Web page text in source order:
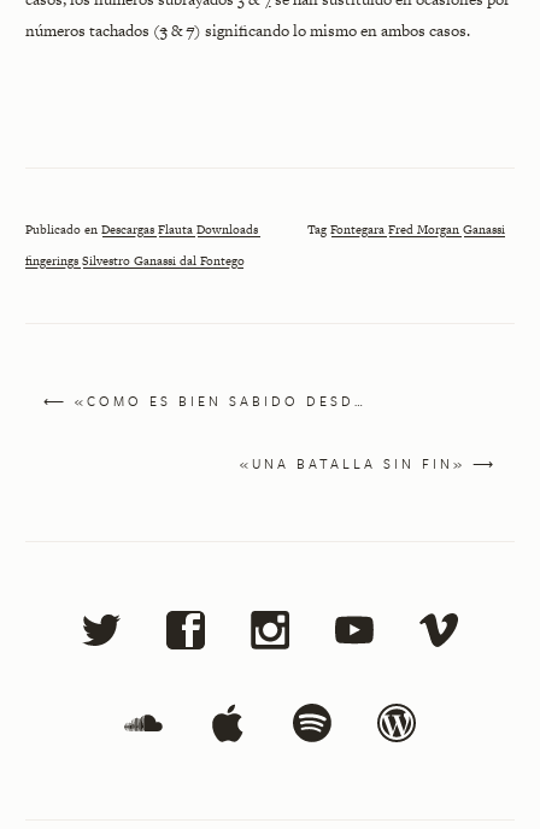
números tachados (3&7) significando lo mismo en ambos casos.
Publicado en Descargas Flauta Downloads Tag Fontegara Fred Morgan Ganassi
fingerings Silvestro Ganassi dal Fontego
⟵ «COMO ES BIEN SABIDO DESD…
«UNA BATALLA SIN FIN» ⟶